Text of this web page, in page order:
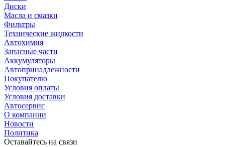
Диски
Масла и смазки
Фильтры
Технические жидкости
Автохимия
Запасные части
Аккумуляторы
Автопринадлежности
Покупателю
Условия оплаты
Условия доставки
Автосервис
О компании
Новости
Политика
Оставайтесь на связи